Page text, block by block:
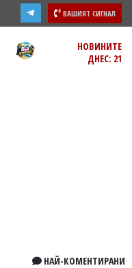
ВАШИЯТ СИГНАЛ
НОВИНИТЕ
ДНЕС: 21
НАЙ-КОМЕНТИРАНИ